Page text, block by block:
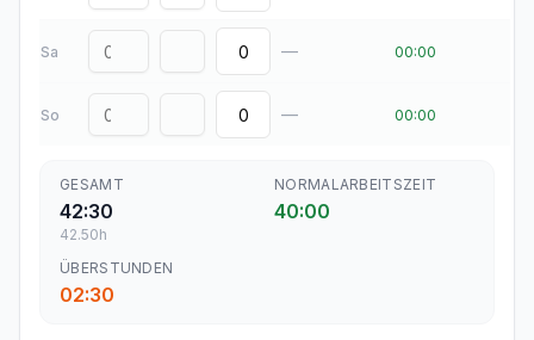
Sa — 00:00
So — 00:00
GESAMT
42:30
42.50h
NORMALARBEITSZEIT
40:00
ÜBERSTUNDEN
02:30